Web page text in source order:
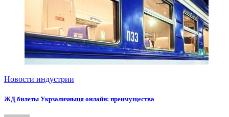
Новости индустрии
ЖД билеты Укрзализныця онлайн: преимущества